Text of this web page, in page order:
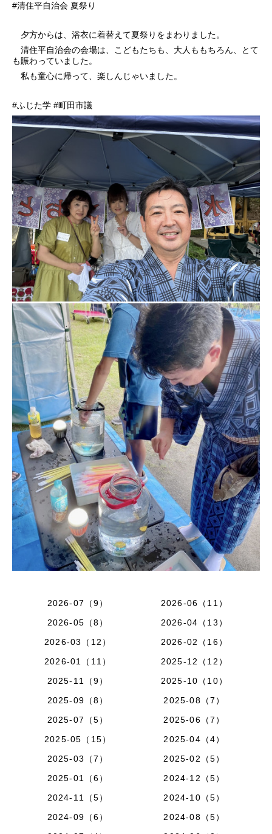
#清住平自治会 夏祭り
夕方からは、浴衣に着替えて夏祭りをまわりました。
清住平自治会の会場は、こどもたちも、大人ももちろん、とて
も賑わっていました。
私も童心に帰って、楽しんじゃいました。
#ふじた学 #町田市議
2026-07（9）
2026-06（11）
2026-05（8）
2026-04（13）
2026-03（12）
2026-02（16）
2026-01（11）
2025-12（12）
2025-11（9）
2025-10（10）
2025-09（8）
2025-08（7）
2025-07（5）
2025-06（7）
2025-05（15）
2025-04（4）
2025-03（7）
2025-02（5）
2025-01（6）
2024-12（5）
2024-11（5）
2024-10（5）
2024-09（6）
2024-08（5）